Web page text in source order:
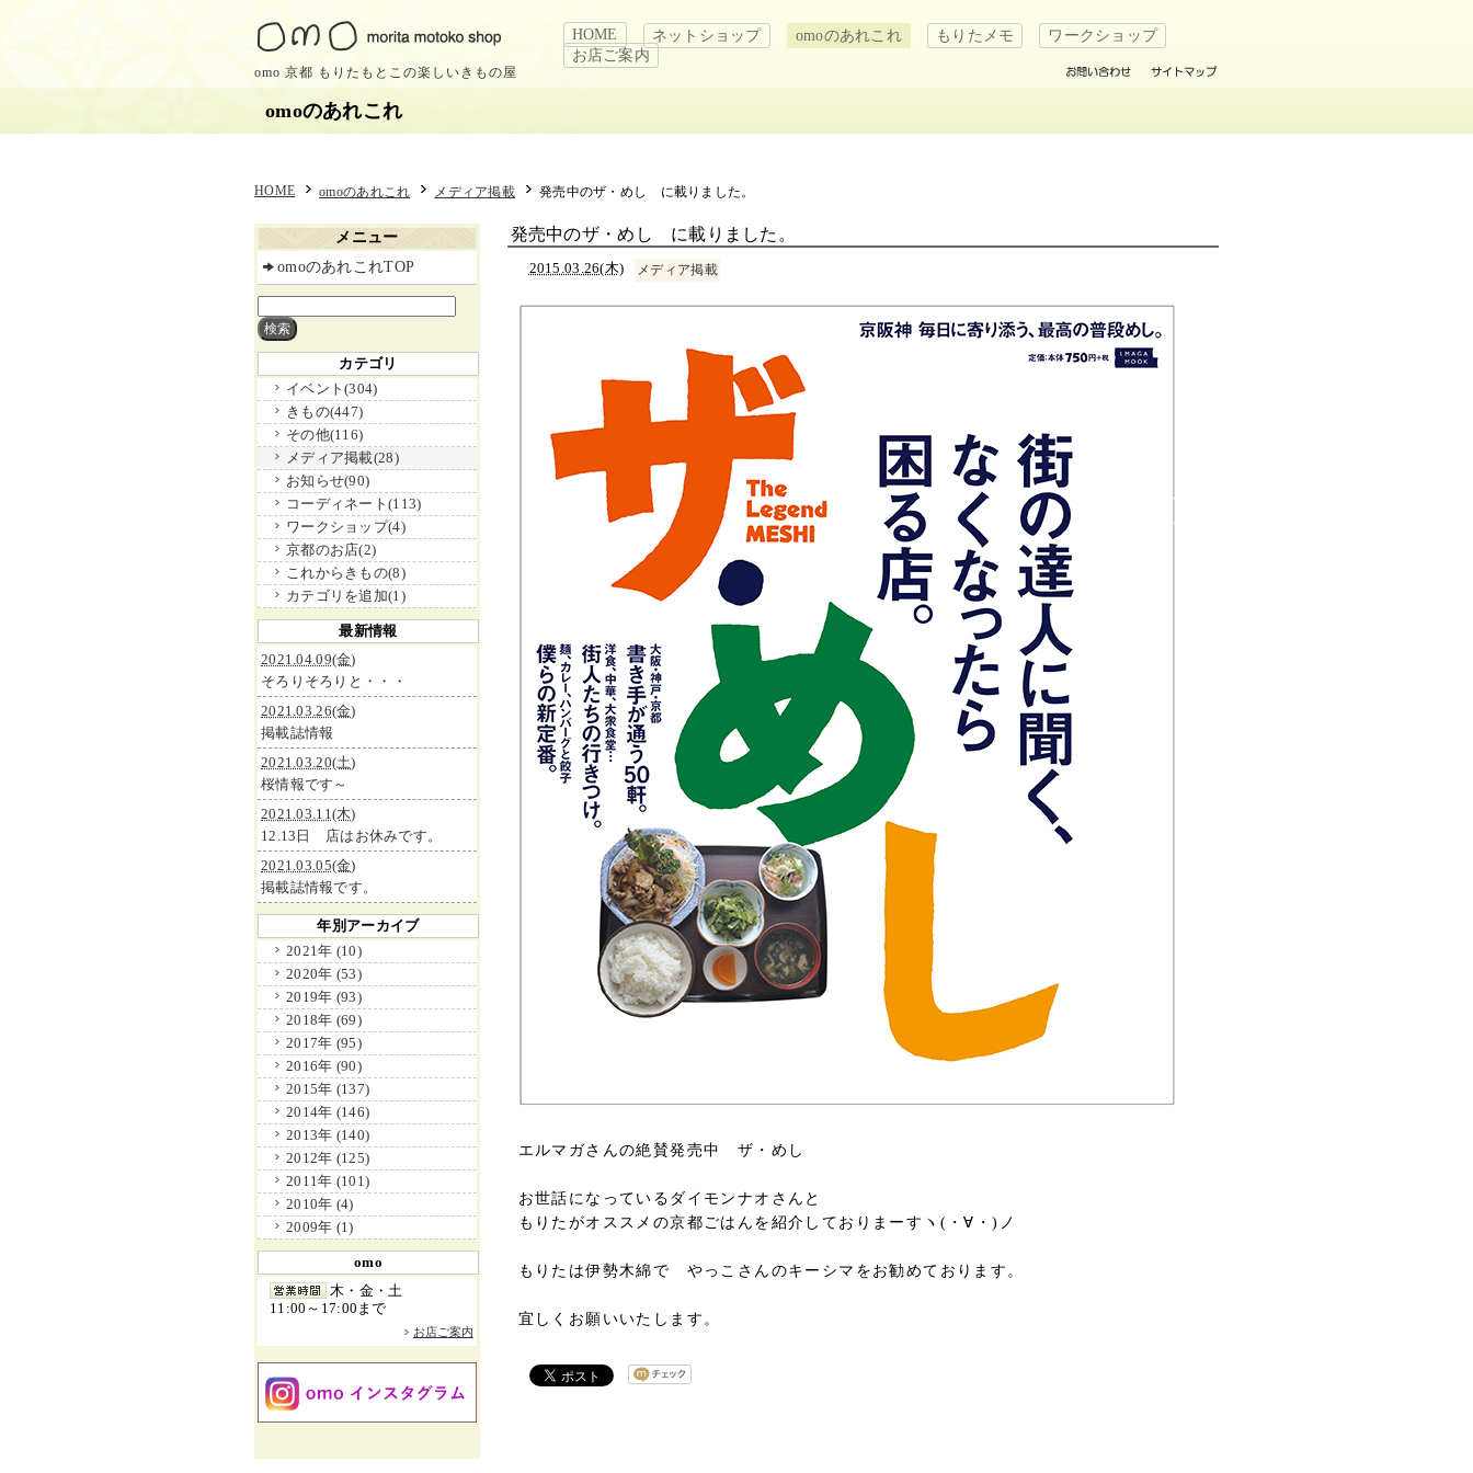
omo 京都 もりたもとこの楽しいきもの屋
HOME ネットショップ omoのあれこれ もりたメモ
ワークショップ
お店ご案内
omoのあれこれ
HOME omoのあれこれ メディア掲載 発売中のザ・めし に載りました。
発売中のザ・めし に載りました。
2015.03.26(木) メディア掲載
エルマガさんの絶賛発売中 ザ・めし
お世話になっているダイモンナオさんと
もりたがオススメの京都ごはんを紹介しておりまーすヽ(・∀・)ノ
もりたは伊勢木綿で やっこさんのキーシマをお勧めております。
宜しくお願いいたします。
メニュー
omoのあれこれTOP
カテゴリ
イベント(304)
きもの(447)
その他(116)
メディア掲載(28)
お知らせ(90)
コーディネート(113)
ワークショップ(4)
京都のお店(2)
これからきもの(8)
カテゴリを追加(1)
最新情報
2021.04.09(金)
そろりそろりと・・・
2021.03.26(金)
掲載誌情報
2021.03.20(土)
桜情報です～
2021.03.11(木)
12.13日 店はお休みです。
2021.03.05(金)
掲載誌情報です。
年別アーカイブ
2021年 (10)
2020年 (53)
2019年 (93)
2018年 (69)
2017年 (95)
2016年 (90)
2015年 (137)
2014年 (146)
2013年 (140)
2012年 (125)
2011年 (101)
2010年 (4)
2009年 (1)
omo
木・金・土
11:00～17:00まで
お店ご案内